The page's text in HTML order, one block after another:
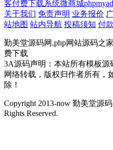
客付费下载系统微商城
关于我们 免责声明 业务报价
站地图 站内导航 投稿须知 付
勤美堂源码网,php网站源码之
费下载
3A源码声明：本站所有模板
网络转载，版权归作者所有，
除！
Copyright 2013-now 勤美堂源
Rights Reserved.